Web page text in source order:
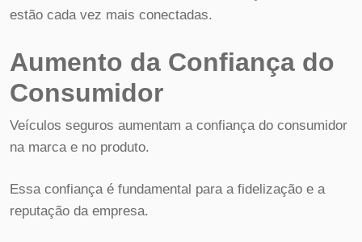
estão cada vez mais conectadas.
Aumento da Confiança do
Consumidor
Veículos seguros aumentam a confiança do consumidor
na marca e no produto.
Essa confiança é fundamental para a fidelização e a
reputação da empresa.